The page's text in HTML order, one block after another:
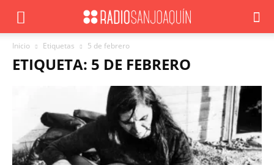
Inicio Etiquetas 5 de febrero
ETIQUETA: 5 DE FEBRERO